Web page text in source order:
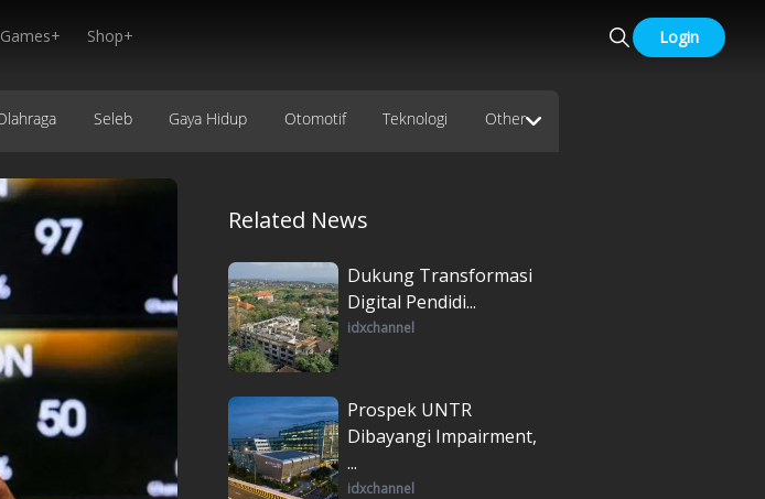
Games+ Shop+ Login
Seleb Gaya Hidup Otomotif Teknologi Other
Related News
Dukung Transformasi
Digital Pendidi...
idxchannel
Prospek UNTR
Dibayangi Impairment,
...
idxchannel